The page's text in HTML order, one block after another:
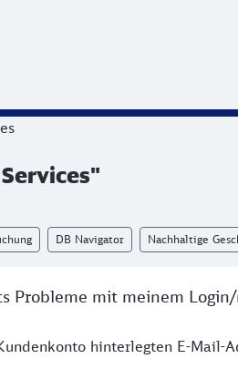
DB Navigator Nachhaltige
Probleme mit meinem
hinterlegten E-Mail-